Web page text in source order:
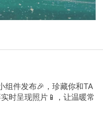
组件发布🎉，珍藏你和TA
时呈现照片📱，让温暖常